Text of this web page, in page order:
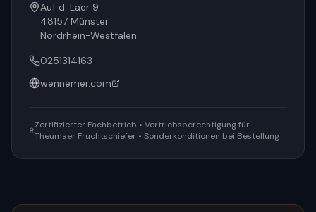
Auf d. Laer 9
48157 Münster
Nordrhein-Westfalen
0251314163
wennemer.com
Zertifizierter Fachbetrieb • Vertriebsberechtigung für
Theumaer Fruchtschiefer • Sonderkonditionen bei Bestellung